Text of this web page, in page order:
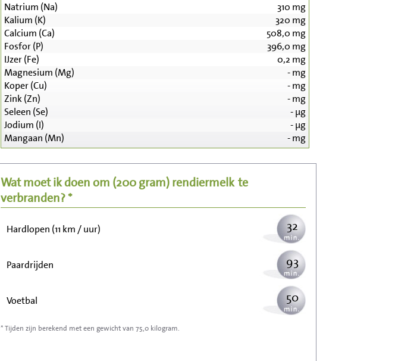
Natrium (Na) 310 mg
Kalium (K)
320 mg
Calcium (Ca)
508,0 mg
Fosfor (P)
396,0 mg
IJzer (Fe)
0,2 mg
Magnesium (Mg)
-mg
Koper (Cu)
-mg
Zink (Zn)
-mg
Seleen (Se)
-µg
Jodium (I)
-µg
Mangaan (Mn)
-mg
Wat moet ik doen om (200 gram)rendiermelk te
verbranden? *
Zitten, tv kijken 339
Wandelen (5 km/uur)
Hardlopen (11 km / uur) 32
Paardrijden 93
Voetbal 50
Stofzuigen
* Tijden zijn berekend met een gewicht van 75,0 kilogram.